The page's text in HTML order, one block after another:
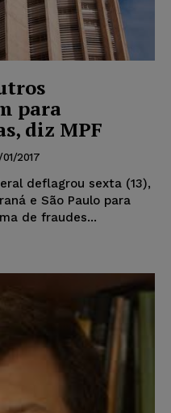
para
diz MPF
01/2017
deflagrou sexta (13),
e São Paulo para
de fraudes...